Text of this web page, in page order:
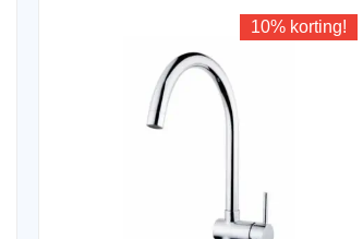
10% korting!